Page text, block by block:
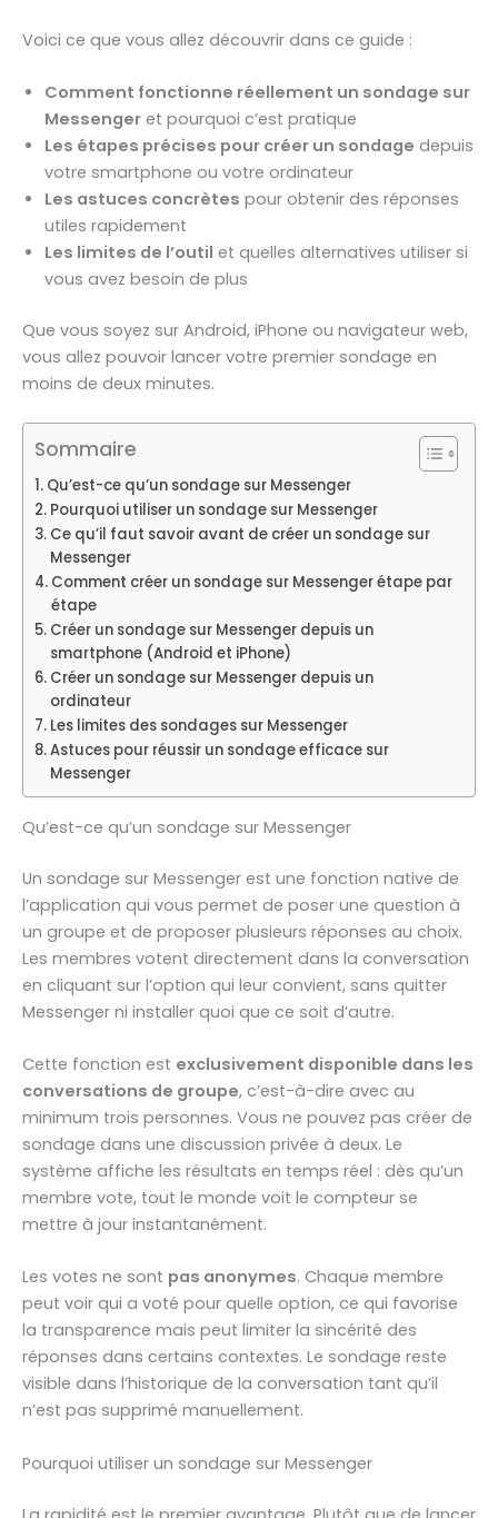
Voici ce que vous allez découvrir dans ce guide :
Comment fonctionne réellement un sondage sur
Messenger et pourquoi c’est pratique
Les étapes précises pour créer un sondage depuis
votre smartphone ou votre ordinateur
Les astuces concrètes pour obtenir des réponses
utiles rapidement
Les limites de l’outil et quelles alternatives utiliser si
vous avez besoin de plus
Que vous soyez sur Android, iPhone ou navigateur web,
vous allez pouvoir lancer votre premier sondage en
moins de deux minutes.
Sommaire
Qu’est-ce qu’un sondage sur Messenger
Pourquoi utiliser un sondage sur Messenger
Ce qu’il faut savoir avant de créer un sondage sur
Messenger
Comment créer un sondage sur Messenger étape par
étape
Créer un sondage sur Messenger depuis un
smartphone (Android et iPhone)
Créer un sondage sur Messenger depuis un
ordinateur
Les limites des sondages sur Messenger
Astuces pour réussir un sondage efficace sur
Messenger
Qu’est-ce qu’un sondage sur Messenger
Un sondage sur Messenger est une fonction native de
l’application qui vous permet de poser une question à
un groupe et de proposer plusieurs réponses au choix.
Les membres votent directement dans la conversation
en cliquant sur l’option qui leur convient, sans quitter
Messenger ni installer quoi que ce soit d’autre.
Cette fonction est exclusivement disponible dans les
conversations de groupe, c’est-à-dire avec au
minimum trois personnes. Vous ne pouvez pas créer de
sondage dans une discussion privée à deux. Le
système affiche les résultats en temps réel : dès qu’un
membre vote, tout le monde voit le compteur se
mettre à jour instantanément.
Les votes ne sont pas anonymes. Chaque membre
peut voir qui a voté pour quelle option, ce qui favorise
la transparence mais peut limiter la sincérité des
réponses dans certains contextes. Le sondage reste
visible dans l’historique de la conversation tant qu’il
n’est pas supprimé manuellement.
Pourquoi utiliser un sondage sur Messenger